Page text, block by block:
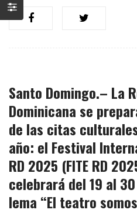
Santo Domingo.– La
Dominicana se
de las citas
año: el Festival
RD 2025 (FITE RD
celebrará del 19 al
lema “El teatro